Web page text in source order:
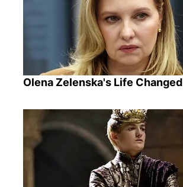
Olena Zelenska's Life